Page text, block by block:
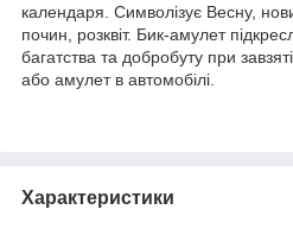
календаря. Символізує Весну,
почин, розквіт. Бик-амулет
багатства та добробуту при
або амулет в автомобілі.
Характеристики